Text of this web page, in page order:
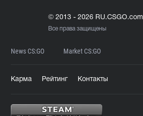
© 2013 - 2026 RU.CSGO.com
Все права защищены
News CS:GO Market CS:GO
Карма Рейтинг Контакты